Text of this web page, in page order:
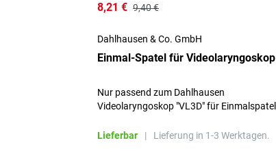
8,21 € 9,40 €
Dahlhausen & Co. GmbH
Einmal-Spatel für Videolaryngoskop
Nur passend zum Dahlhausen
Videolaryngoskop "VL3D" für Einmalspatel
Lieferbar | Lieferung in 1-3 Werktagen.